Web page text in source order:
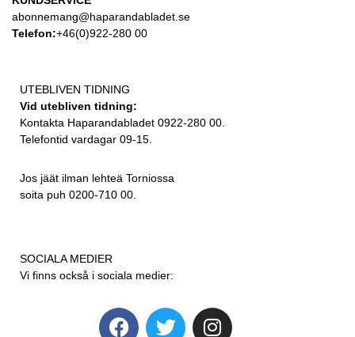
abonnemang@haparandabladet.se
Telefon:+46(0)922-280 00
UTEBLIVEN TIDNING
Vid utebliven tidning:
Kontakta Haparandabladet 0922-280 00.
Telefontid vardagar 09-15.
Jos jäät ilman lehteä Torniossa
soita puh 0200-710 00.
SOCIALA MEDIER
Vi finns också i sociala medier: